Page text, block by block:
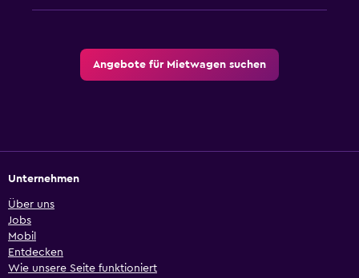
Angebote für Mietwagen suchen
Unternehmen
Über uns
Jobs
Mobil
Entdecken
Wie unsere Seite funktioniert